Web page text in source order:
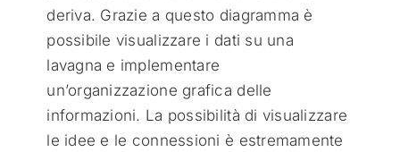
deriva. Grazie a questo diagramma è
possibile visualizzare i dati su una
lavagna e implementare
un’organizzazione grafica delle
informazioni. La possibilità di visualizzare
le idee e le connessioni è estremamente